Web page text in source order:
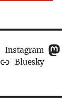
Instagram
Bluesky